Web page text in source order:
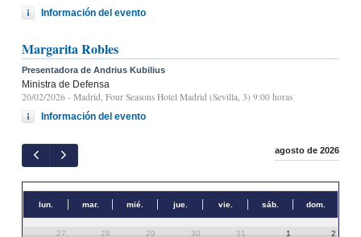
Información del evento
Margarita Robles
Presentadora de Andrius Kubilius
Ministra de Defensa
20/02/2026 - Madrid, Four Seasons Hotel Madrid (Sevilla, 3) 9:00 horas
Información del evento
agosto de 2026
lun. mar. mié. jue. vie. sáb. dom.
27 28 29 30 31 1 2